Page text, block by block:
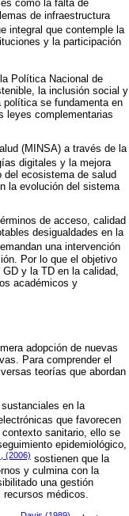
como la falta de
de infraestructura
integral que contemple la
y la participación
Política Nacional de
la inclusión social y
se fundamenta en
leyes complementarias
(MINSA) a través de la
digitales y la mejora
ecosistema de salud
la evolución del sistema
de acceso, calidad
desigualdades en la
una intervención
Por lo que el objetivo
y la TD en la calidad,
académicos y
adopción de nuevas
Para comprender el
teorías que abordan
en la
que favorecen
sanitario, ello se
epidemiológico,
(2006) sostienen que la
y culmina con la
una gestión
médicos.